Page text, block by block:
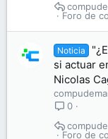
Foro de
Noticia
si actuar
Nicolas
0
Foro de